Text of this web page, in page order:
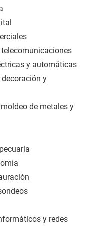
y automáticas
decoración y
de metales y
y redes